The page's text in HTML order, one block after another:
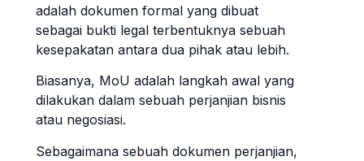
adalah dokumen formal yang dibuat
sebagai bukti legal terbentuknya sebuah
kesepakatan antara dua pihak atau lebih.
Biasanya, MoU adalah langkah awal yang
dilakukan dalam sebuah perjanjian bisnis
atau negosiasi.
Sebagaimana sebuah dokumen perjanjian,